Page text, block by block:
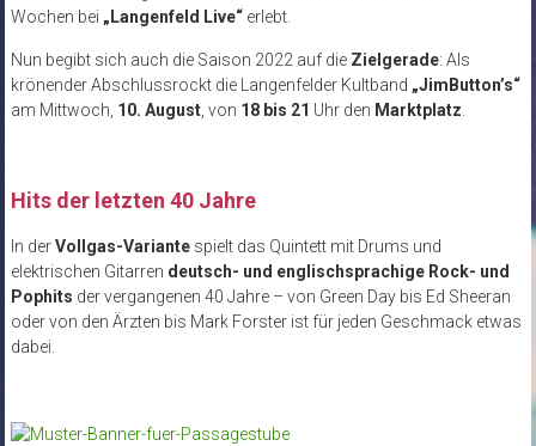
Wochen bei „Langenfeld Live“erlebt.
Nun begibt sich auch die Saison 2022 auf die Zielgerade: Als
krönender Abschlussrockt die Langenfelder Kultband „JimButton’s“
am Mittwoch, 10. August, von 18 bis 21 Uhr den Marktplatz
Hits der letzten 40 Jahre
In derVollgas-Variantespielt das Quintett mit Drums und
elektrischen Gitarren deutsch- und englischsprachige Rock- und
Pophits der vergangenen 40 Jahre – von Green Day bis Ed Sheeran
oder von den Ärzten bis Mark Forster ist für jeden Geschmack etwas
dabei.